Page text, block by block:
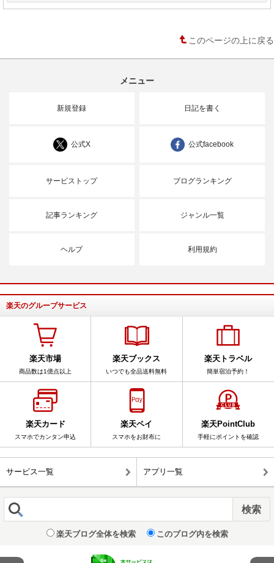
このページの上に戻る
メニュー
新規登録 日記を書く
公式X 公式facebook
サービストップ ブログランキング
記事ランキング ジャンル一覧
ヘルプ 利用規約
楽天のグループサービス
楽天市場
商品数は1億点以上
楽天ブックス
いつでも全品送料無料
楽天トラベル
簡単宿泊予約！
楽天カード
スマホでカンタン申込
楽天ペイ
スマホをお財布に
楽天PointClub
手軽にポイントを確認
サービス一覧 アプリ一覧
楽天ブログ全体を検索 このブログ内を検索